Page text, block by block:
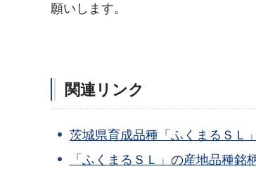
願いします。
関連リンク
茨城県育成品種「ふくまるＳＬ
「ふくまるＳＬ」の産地品種銘